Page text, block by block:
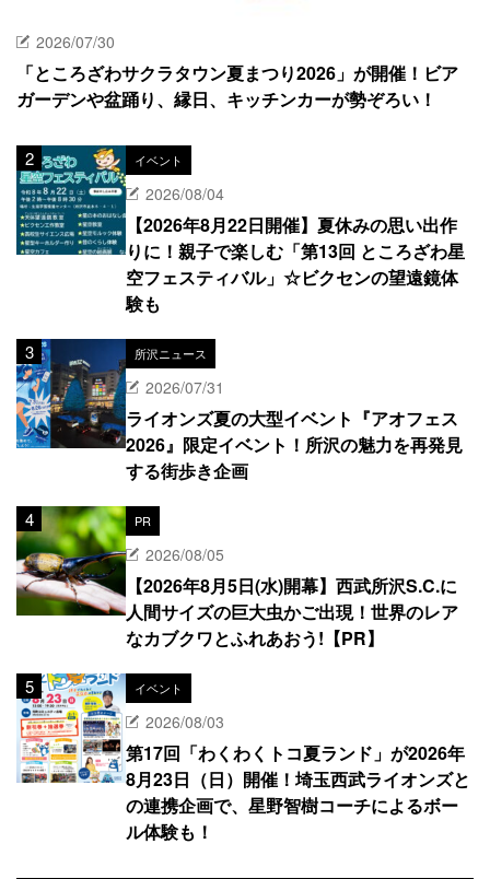
2026/07/30
「ところざわサクラタウン夏まつり2026」が開催！ビア
ガーデンや盆踊り、縁日、キッチンカーが勢ぞろい！
イベント
2026/08/04
【2026年8月22日開催】夏休みの思い出作
りに！親子で楽しむ「第13回 ところざわ星
空フェスティバル」☆ビクセンの望遠鏡体
験も
所沢ニュース
2026/07/31
ライオンズ夏の大型イベント『アオフェス
2026』限定イベント！所沢の魅力を再発見
する街歩き企画
PR
2026/08/05
【2026年8月5日(水)開幕】西武所沢S.C.に
人間サイズの巨大虫かご出現！世界のレア
なカブクワとふれあおう!【PR】
イベント
2026/08/03
第17回「わくわくトコ夏ランド」が2026年
8月23日（日）開催！埼玉西武ライオンズと
の連携企画で、星野智樹コーチによるボー
ル体験も！